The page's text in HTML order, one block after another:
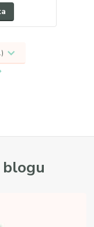
blogu